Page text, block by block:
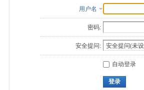
用户名
密码:
安全提问:
自动登录
登录